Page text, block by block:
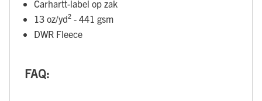
Carhartt-label op zak
13 oz/yd² - 441 gsm
DWR Fleece
FAQ: